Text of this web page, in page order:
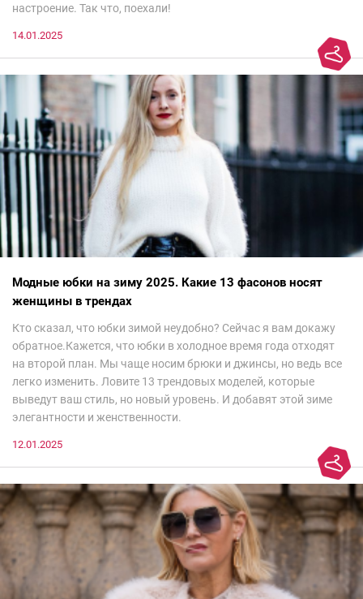
настроение. Так что, поехали!
14.01.2025
Модные юбки на зиму 2025. Какие 13 фасонов носят
женщины в трендах
Кто сказал, что юбки зимой неудобно? Сейчас я вам докажу
обратное.Кажется, что юбки в холодное время года отходят
на второй план. Мы чаще носим брюки и джинсы, но ведь все
легко изменить. Ловите 13 трендовых моделей, которые
выведут ваш стиль, но новый уровень. И добавят этой зиме
элегантности и женственности.
12.01.2025